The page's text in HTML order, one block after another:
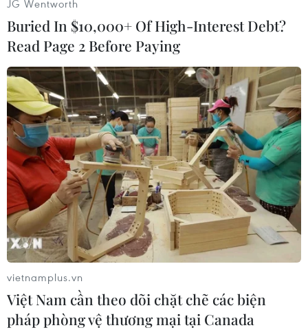
nhưng lộng lẫy./.
JG Wentworth
Buried In $10,000+ Of High-Interest Debt?
Read Page 2 Before Paying
vietnamplus.vn
Việt Nam cần theo dõi chặt chẽ các biện
pháp phòng vệ thương mại tại Canada